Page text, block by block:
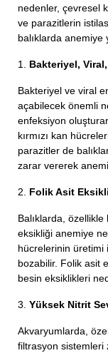
nedenler, çevresel
ve parazitlerin
balıklarda anemiye
1. Bakteriyel,
Bakteriyel ve viral
açabilecek önemli
enfeksiyon
kırmızı kan
parazitler de
zarar vererek
2. Folik Asit
Balıklarda, özellikle
eksikliği anemiye
hücrelerinin üretimi
bozabilir. Folik asit
besin eksiklikleri
3. Yüksek Nitrit
Akvaryumlarda,
filtrasyon sistemleri